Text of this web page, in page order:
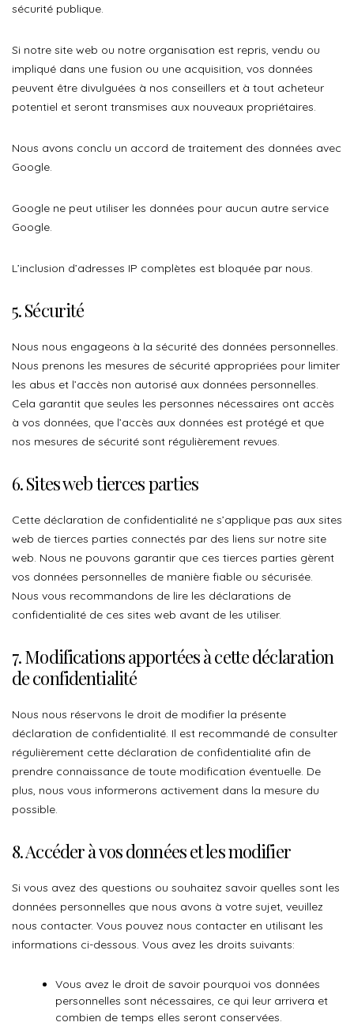
sécurité publique.
Si notre site web ou notre organisation est repris, vendu ou
impliqué dans une fusion ou une acquisition, vos données
peuvent être divulguées à nos conseillers et à tout acheteur
potentiel et seront transmises aux nouveaux propriétaires.
Nous avons conclu un accord de traitement des données avec
Google.
Google ne peut utiliser les données pour aucun autre service
Google.
L’inclusion d’adresses IP complètes est bloquée par nous.
5. Sécurité
Nous nous engageons à la sécurité des données personnelles.
Nous prenons les mesures de sécurité appropriées pour limiter
les abus et l’accès non autorisé aux données personnelles.
Cela garantit que seules les personnes nécessaires ont accès
à vos données, que l’accès aux données est protégé et que
nos mesures de sécurité sont régulièrement revues.
6. Sites web tierces parties
Cette déclaration de confidentialité ne s’applique pas aux sites
web de tierces parties connectés par des liens sur notre site
web. Nous ne pouvons garantir que ces tierces parties gèrent
vos données personnelles de manière fiable ou sécurisée.
Nous vous recommandons de lire les déclarations de
confidentialité de ces sites web avant de les utiliser.
7. Modifications apportées à cette déclaration
de confidentialité
Nous nous réservons le droit de modifier la présente
déclaration de confidentialité. Il est recommandé de consulter
régulièrement cette déclaration de confidentialité afin de
prendre connaissance de toute modification éventuelle. De
plus, nous vous informerons activement dans la mesure du
possible.
8. Accéder à vos données et les modifier
Si vous avez des questions ou souhaitez savoir quelles sont les
données personnelles que nous avons à votre sujet, veuillez
nous contacter. Vous pouvez nous contacter en utilisant les
informations ci-dessous. Vous avez les droits suivants:
Vous avez le droit de savoir pourquoi vos données
personnelles sont nécessaires, ce qui leur arrivera et
combien de temps elles seront conservées.